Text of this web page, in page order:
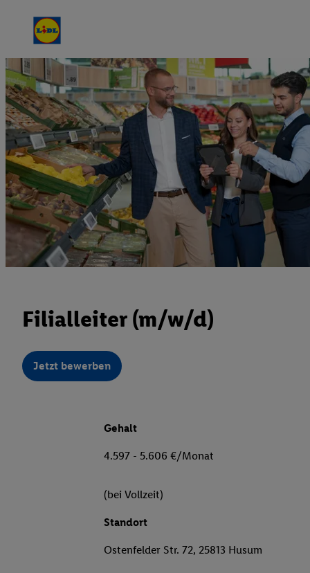
Filialleiter (m/w/d)
Jetzt bewerben
Gehalt
4.597 - 5.606 €/Monat
(bei Vollzeit)
Standort
Ostenfelder Str. 72, 25813 Husum